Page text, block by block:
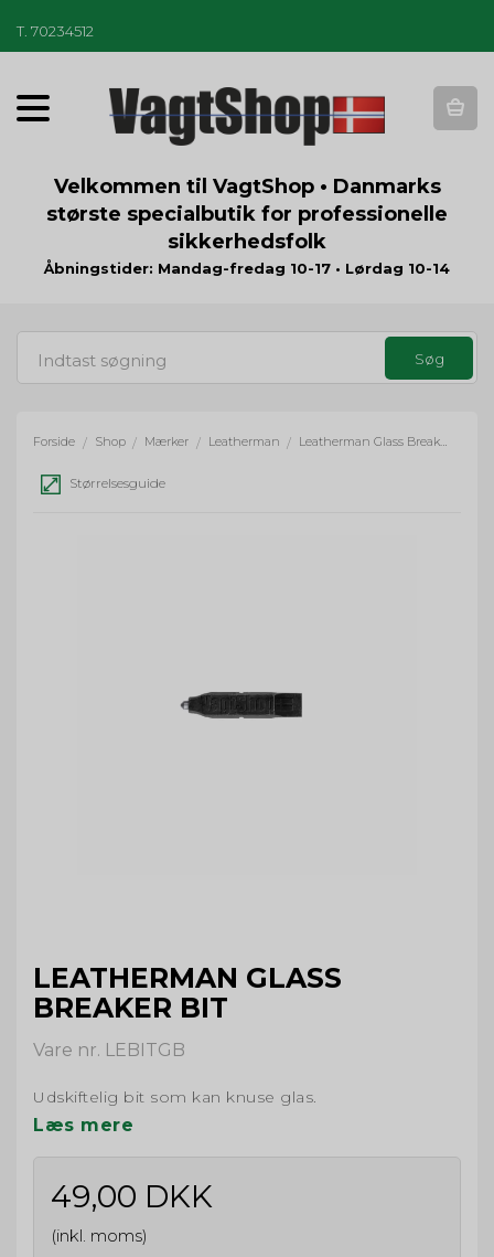
T 70234512
T
o
g
a
t
n
Velkommen til VagtShop • Danmarks
største specialbutik for professionelle
sikkerhedsfolk
Åbningstider: Mandag-fredag 10-17 • Lørdag 10-14
Forside / Shop / Mærker / Leatherman / Leatherman Glass Breaker Bit
Størrelsesguide
LEATHERMAN GLASS
BREAKER BIT
Vare nr. LEBITGB
Udskiftelig bit som kan knuse glas.
Læs mere
49,00 DKK
(inkl. moms)